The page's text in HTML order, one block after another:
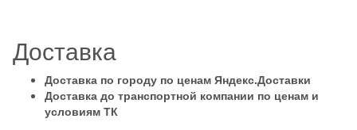
Доставка
Доставка по городу по ценам Яндекс.Доставки
Доставка до транспортной компании по ценам и
условиям ТК